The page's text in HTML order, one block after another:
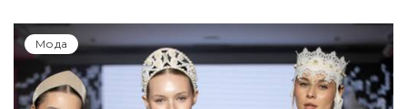
Мода